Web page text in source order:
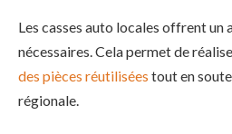
Les casses auto locales offrent un
nécessaires. Cela permet de
des pièces réutilisées tout en
régionale.